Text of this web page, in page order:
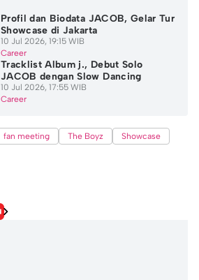
Profil dan Biodata JACOB, Gelar Tur
Showcase di Jakarta
10 Jul 2026, 19:15 WIB
Career
Tracklist Album j., Debut Solo
JACOB dengan Slow Dancing
10 Jul 2026, 17:55 WIB
Career
fan meeting The Boyz
Showcase